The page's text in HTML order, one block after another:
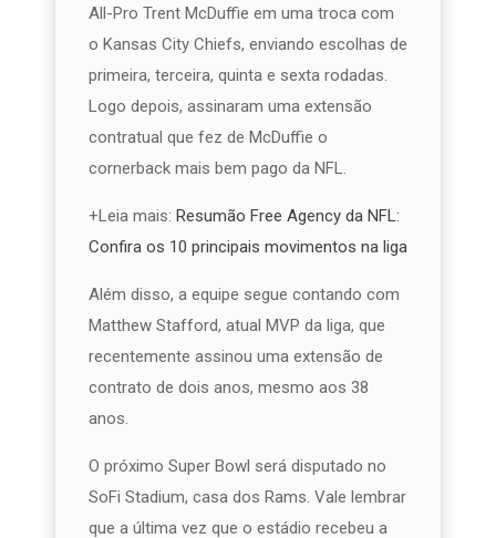
All-Pro Trent McDuffie em uma troca com
o Kansas City Chiefs, enviando escolhas de
primeira, terceira, quinta e sexta rodadas.
Logo depois, assinaram uma extensão
contratual que fez de McDuffie o
cornerback mais bem pago da NFL.
+Leia mais: Resumão Free Agency da NFL:
Confira os 10 principais movimentos na liga
Além disso, a equipe segue contando com
Matthew Stafford, atual MVP da liga, que
recentemente assinou uma extensão de
contrato de dois anos, mesmo aos 38
anos.
O próximo Super Bowl será disputado no
SoFi Stadium, casa dos Rams. Vale lembrar
que a última vez que o estádio recebeu a